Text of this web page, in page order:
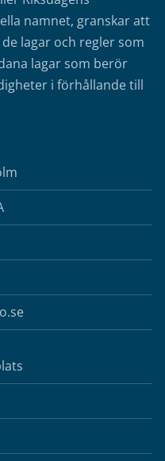
namnet, granskar att
lagar och regler som
lagar som berör
i förhållande till